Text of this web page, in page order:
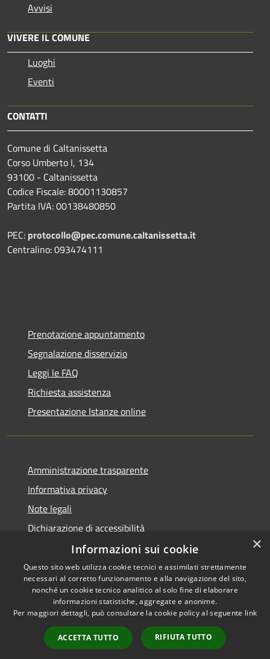
Avvisi
VIVERE IL COMUNE
Luoghi
Eventi
CONTATTI
Comune di Caltanissetta
Corso Umberto I, 134
93100 - Caltanissetta
Codice Fiscale: 80001130857
Partita IVA: 00138480850
PEC: protocollo@pec.comune.caltanissetta.it
Centralino: 093474111
Prenotazione appuntamento
Segnalazione disservizio
Leggi le FAQ
Richiesta assistenza
Presentazione Istanze online
Amministrazione trasparente
Informativa privacy
Note legali
Dichiarazione di accessibilità
Accessibilità
Privacy
Mappa del sito
Copyright © 2026 • Comune di
Caltanissetta • Powered by
Municipium•Accesso
redazione
×
Informazioni sui cookie
Questo sito web utilizza cookie tecnici e assimilati strettamente
necessari al corretto funzionamento e alla navigazione del sito,
nonché un cookie tecnico analitico al solo fine di elaborare
informazioni statistiche, aggregate e anonime.
Per maggiori dettagli, può consultare la cookie policy al seguente link
ACCETTA TUTTO RIFIUTA TUTTO